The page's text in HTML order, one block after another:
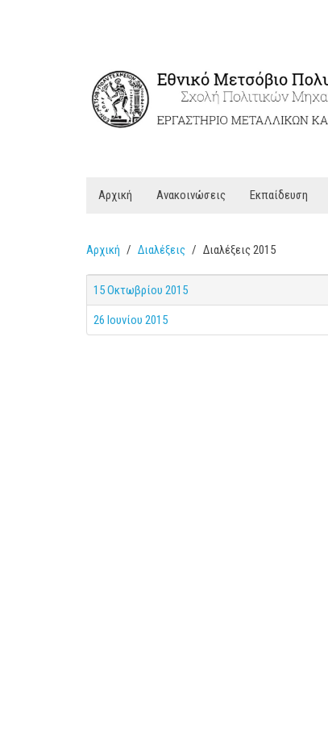
Αρχική Ανακοινώσεις Εκπαίδευση
Αρχική Διαλέξεις Διαλέξεις 2015
15 Οκτωβρίου 2015
26 Ιουνίου 2015